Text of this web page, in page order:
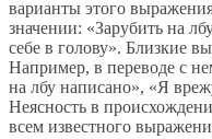
варианты этого
значении: «Зарубить на
себе в голову». Близкие
Например, в переводе с
на лбу написано», «Я
Неясность в
всем известного